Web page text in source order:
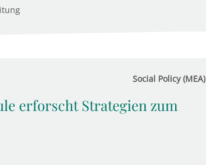
Social Policy (MEA)
erforscht Strategien zum